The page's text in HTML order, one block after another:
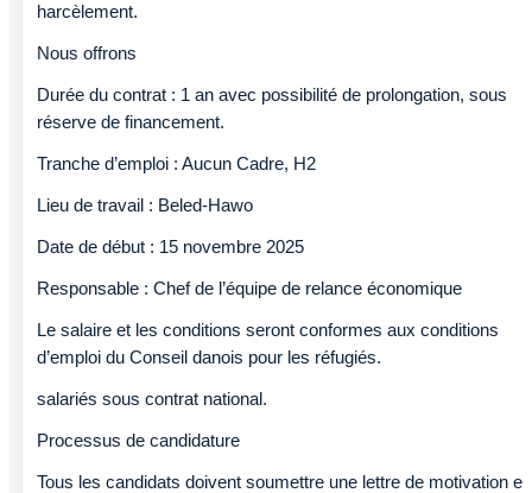
harcèlement.
Nous offrons
Durée du contrat : 1 an avec possibilité de prolongation, sous
réserve de financement.
Tranche d’emploi : Aucun Cadre, H2
Lieu de travail : Beled-Hawo
Date de début : 15 novembre 2025
Responsable : Chef de l’équipe de relance économique
Le salaire et les conditions seront conformes aux conditions
d’emploi du Conseil danois pour les réfugiés.
salariés sous contrat national.
Processus de candidature
Tous les candidats doivent soumettre une lettre de motivation et